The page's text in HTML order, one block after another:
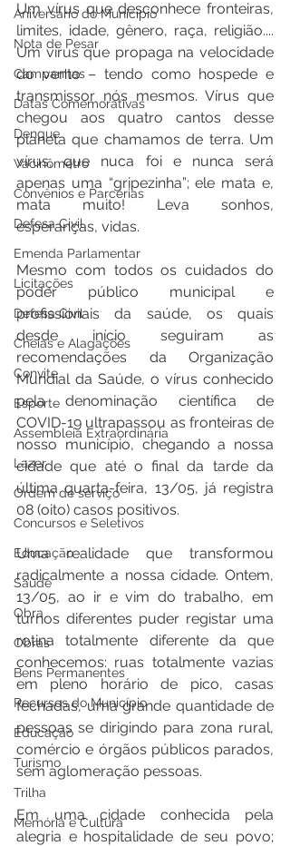
Aniversário do Município
Nota de Pesar
Campanhas
Datas Comemorativas
Dengue
Vacinômetro
Convênios e Parcerias
Defesa Civil
Emenda Parlamentar
Licitações
Defesa Civil
Cheias e Alagações
Convite
Esporte
Assembleia Extraordinária
Lazer
Ordem de serviço
Concursos e Seletivos
Educação
Saúde
Obra
Obras
Bens Permanentes
Recursos do Município
Educação
Turismo
Trilha
Memória e Cultura
Um vírus que desconhece fronteiras,
limites, idade, gênero, raça, religião....
Um vírus que propaga na velocidade
do vento – tendo como hospede e
transmissor nós mesmos. Vírus que
chegou aos quatro cantos desse
planeta que chamamos de terra. Um
vírus, que nuca foi e nunca será
apenas uma “gripezinha”; ele mata e,
mata muito! Leva sonhos,
esperanças, vidas.
Mesmo com todos os cuidados do
poder público municipal e
profissionais da saúde, os quais
desde início seguiram as
recomendações da Organização
Mundial da Saúde, o vírus conhecido
pela denominação científica de
COVID-19 ultrapassou as fronteiras de
nosso município, chegando a nossa
cidade que até o final da tarde da
última quarta-feira, 13/05, já registra
08 (oito) casos positivos.
Uma realidade que transformou
radicalmente a nossa cidade. Ontem,
13/05, ao ir e vim do trabalho, em
turnos diferentes puder registar uma
rotina totalmente diferente da que
conhecemos: ruas totalmente vazias
em pleno horário de pico, casas
fechadas, uma grande quantidade de
pessoas se dirigindo para zona rural,
comércio e órgãos públicos parados,
sem aglomeração pessoas.
Em uma cidade conhecida pela
alegria e hospitalidade de seu povo;